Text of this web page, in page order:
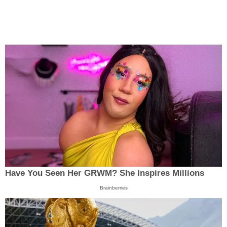
Have You Seen Her GRWM? She Inspires Millions
Brainberries